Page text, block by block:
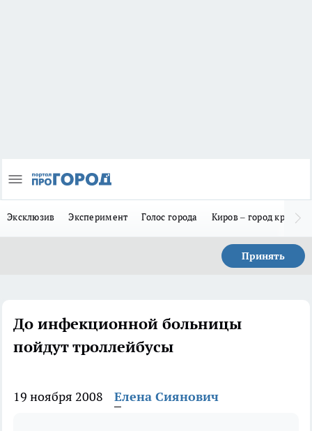
Эксклюзив Эксперимент Голос города Киров – город
Принять
До инфекционной больницы
пойдут троллейбусы
19 ноября 2008 Елена Сиянович